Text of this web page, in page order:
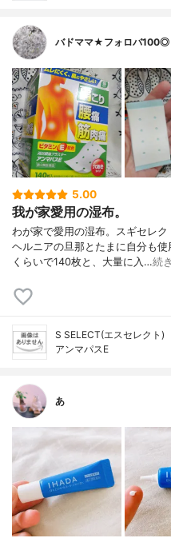
バドママ★フォロバ100◎
5.00
我が家愛用の湿布。
わが家で愛用の湿布。スギセレ
ヘルニアの旦那とたまに自分も
くらいで140枚と、大量に入…続
S SELECT(エスセレクト)
アンマパスE
あ